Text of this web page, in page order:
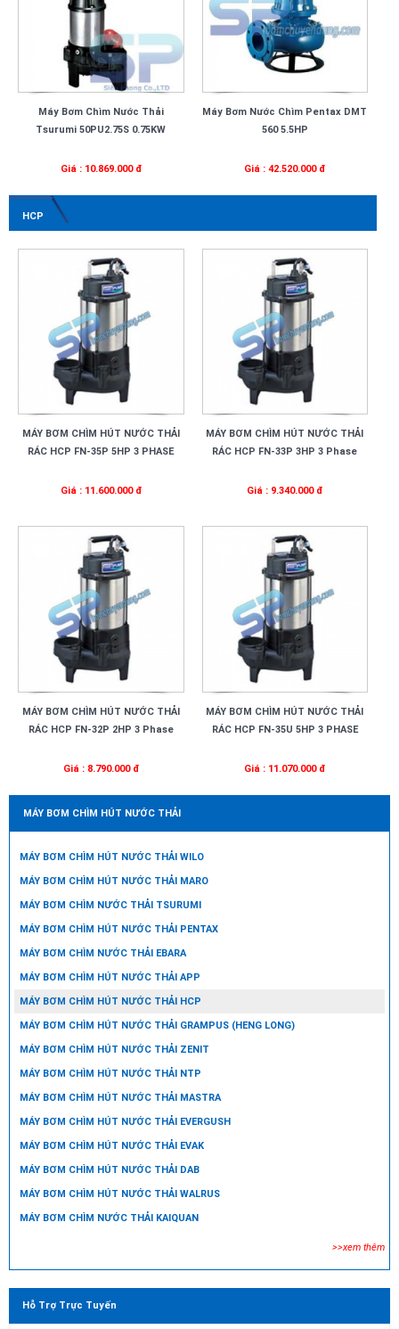
Máy Bơm Chìm Nước Thải
Tsurumi 50PU2.75S 0.75KW
Giá : 10.869.000 đ
Máy Bơm Nước Chìm Pentax DMT
560 5.5HP
Giá : 42.520.000 đ
HCP
MÁY BƠM CHÌM HÚT NƯỚC THẢI
RÁC HCP FN-35P 5HP 3 PHASE
Giá : 11.600.000 đ
MÁY BƠM CHÌM HÚT NƯỚC THẢI
RÁC HCP FN-33P 3HP 3 Phase
Giá : 9.340.000 đ
MÁY BƠM CHÌM HÚT NƯỚC THẢI
RÁC HCP FN-32P 2HP 3 Phase
Giá : 8.790.000 đ
MÁY BƠM CHÌM HÚT NƯỚC THẢI
RÁC HCP FN-35U 5HP 3 PHASE
Giá : 11.070.000 đ
MÁY BƠM CHÌM HÚT NƯỚC THẢI
MÁY BƠM CHÌM HÚT NƯỚC THẢI WILO
MÁY BƠM CHÌM HÚT NƯỚC THẢI MARO
MÁY BƠM CHÌM NƯỚC THẢI TSURUMI
MÁY BƠM CHÌM HÚT NƯỚC THẢI PENTAX
MÁY BƠM CHÌM NƯỚC THẢI EBARA
MÁY BƠM CHÌM HÚT NƯỚC THẢI APP
MÁY BƠM CHÌM HÚT NƯỚC THẢI HCP
MÁY BƠM CHÌM HÚT NƯỚC THẢI GRAMPUS (HENG LONG)
MÁY BƠM CHÌM HÚT NƯỚC THẢI ZENIT
MÁY BƠM CHÌM HÚT NƯỚC THẢI NTP
MÁY BƠM CHÌM HÚT NƯỚC THẢI MASTRA
MÁY BƠM CHÌM HÚT NƯỚC THẢI EVERGUSH
MÁY BƠM CHÌM HÚT NƯỚC THẢI EVAK
MÁY BƠM CHÌM HÚT NƯỚC THẢI DAB
MÁY BƠM CHÌM HÚT NƯỚC THẢI WALRUS
MÁY BƠM CHÌM NƯỚC THẢI KAIQUAN
>>xem thêm
Hỗ Trợ Trực Tuyến